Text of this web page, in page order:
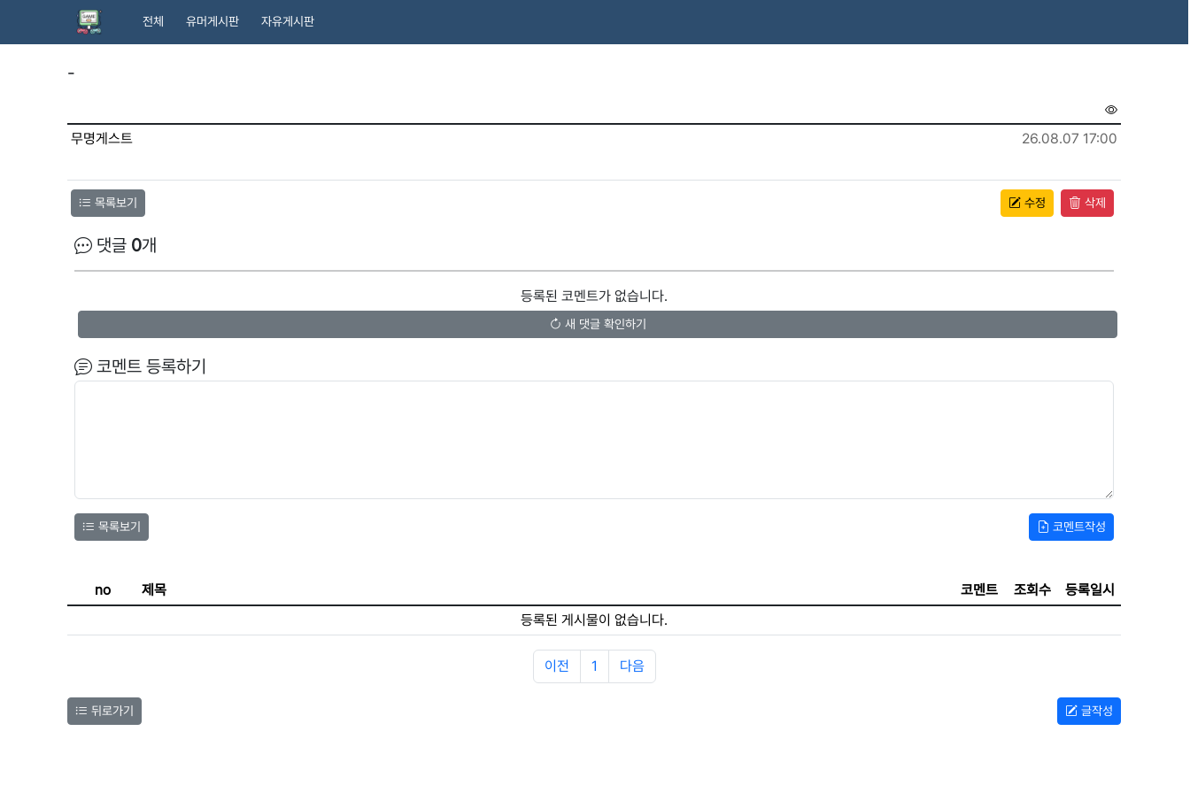
전체 유머게시판 자유게시판
-
무명게스트 26.08.07 17:00
목록보기 수정 삭제
댓글 0개
등록된 코멘트가 없습니다.
새 댓글 확인하기
코멘트 등록하기
목록보기 코멘트작성
no 제목 코멘트 조회수
등록일시
등록된 게시물이 없습니다.
이전 1 다음
뒤로가기 글작성